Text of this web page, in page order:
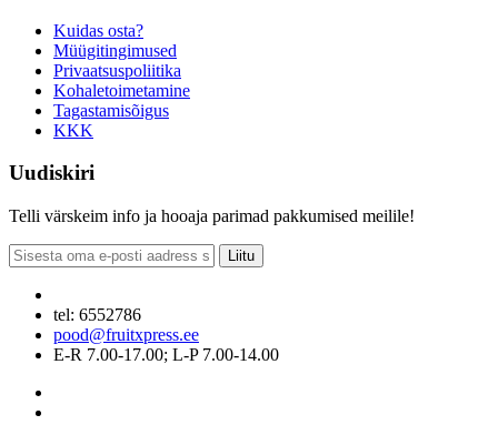
Kuidas osta?
Müügitingimused
Privaatsuspoliitika
Kohaletoimetamine
Tagastamisõigus
KKK
Uudiskiri
Telli värskeim info ja hooaja parimad pakkumised meilile!
Liitu
tel: 6552786
pood@fruitxpress.ee
E-R 7.00-17.00; L-P 7.00-14.00